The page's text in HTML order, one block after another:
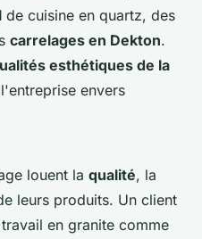
de cuisine en quartz, des
carrelages en Dekton.
esthétiques de la
envers
louent la qualité, la
leurs produits. Un client
en granite comme